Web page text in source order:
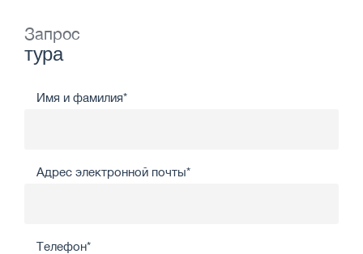
Запрос
тура
Имя и фамилия*
Адрес электронной почты*
Телефон*